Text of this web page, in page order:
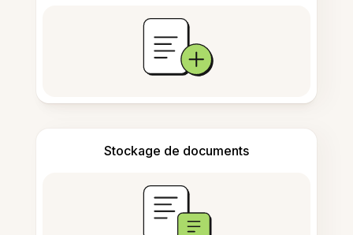
Stockage de documents